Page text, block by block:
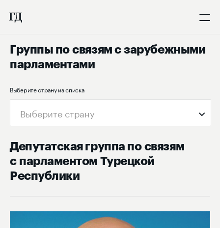
Группы по связям с зарубежными
парламентами
Выберите страну из списка
Выберите страну
Депутатская группа по связям
с парламентом Турецкой
Республики